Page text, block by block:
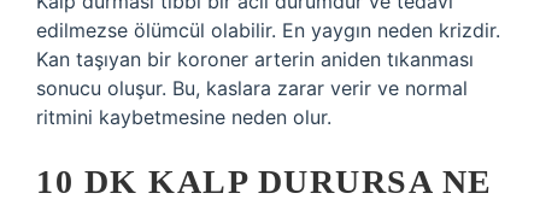
edilmezse ölümcül olabilir. En yaygın neden krizdir.
Kan taşıyan bir koroner arterin aniden tıkanması
sonucu oluşur. Bu, kaslara zarar verir ve normal
ritmini kaybetmesine neden olur.
10 DK KALP DURURSA NE